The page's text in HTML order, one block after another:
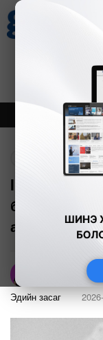
Онцлох
II улирлын
бүртгүүлж,
авна
Эдийн засаг